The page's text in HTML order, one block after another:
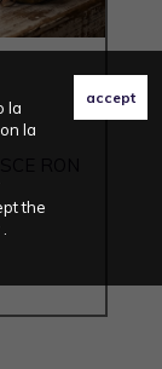
la
la
the
RON